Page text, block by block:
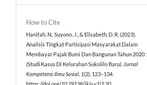
How to Cite
Hanifah, N., Suyono, J., & Elisabeth, D. R. (2023).
Analisis Tingkat Partisipasi Masyarakat Dalam
Membayar Pajak Bumi Dan Bangunan Tahun 2020 :
(Studi Kasus Di Kelurahan Sukolilo Baru). Jurnal
Kompetensi Ilmu Sosial 1(2), 123–134.
https://doi.org/10.29138/jkis.v1i2.20